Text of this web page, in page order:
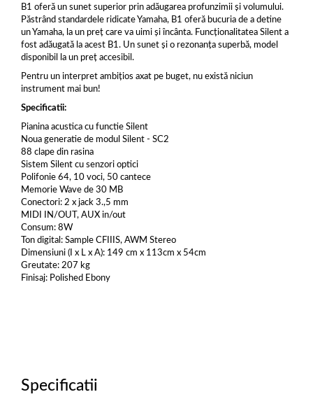
B1 oferă un sunet superior prin adăugarea profunzimii şi volumului.
Păstrând standardele ridicate Yamaha, B1 oferă bucuria de a detine
un Yamaha, la un preţ care va uimi şi încânta. Funcţionalitatea Silent a
fost adăugată la acest B1. Un sunet şi o rezonanţa superbă, model
disponibil la un preţ accesibil.
Pentru un interpret ambiţios axat pe buget, nu există niciun
instrument mai bun!
Specificatii:
Pianina acustica cu functie Silent
Noua generatie de modul Silent - SC2
88 clape din rasina
Sistem Silent cu senzori optici
Polifonie 64, 10 voci, 50 cantece
Memorie Wave de 30 MB
Conectori: 2 x jack 3.,5 mm
MIDI IN/OUT, AUX in/out
Consum: 8W
Ton digital: Sample CFIIIS, AWM Stereo
Dimensiuni (I x L x A): 149 cm x 113cm x 54cm
Greutate: 207 kg
Finisaj: Polished Ebony
Specificatii